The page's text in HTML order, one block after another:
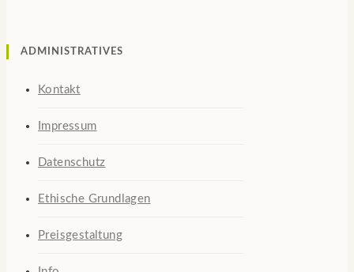
ADMINISTRATIVES
Kontakt
Impressum
Datenschutz
Ethische Grundlagen
Preisgestaltung